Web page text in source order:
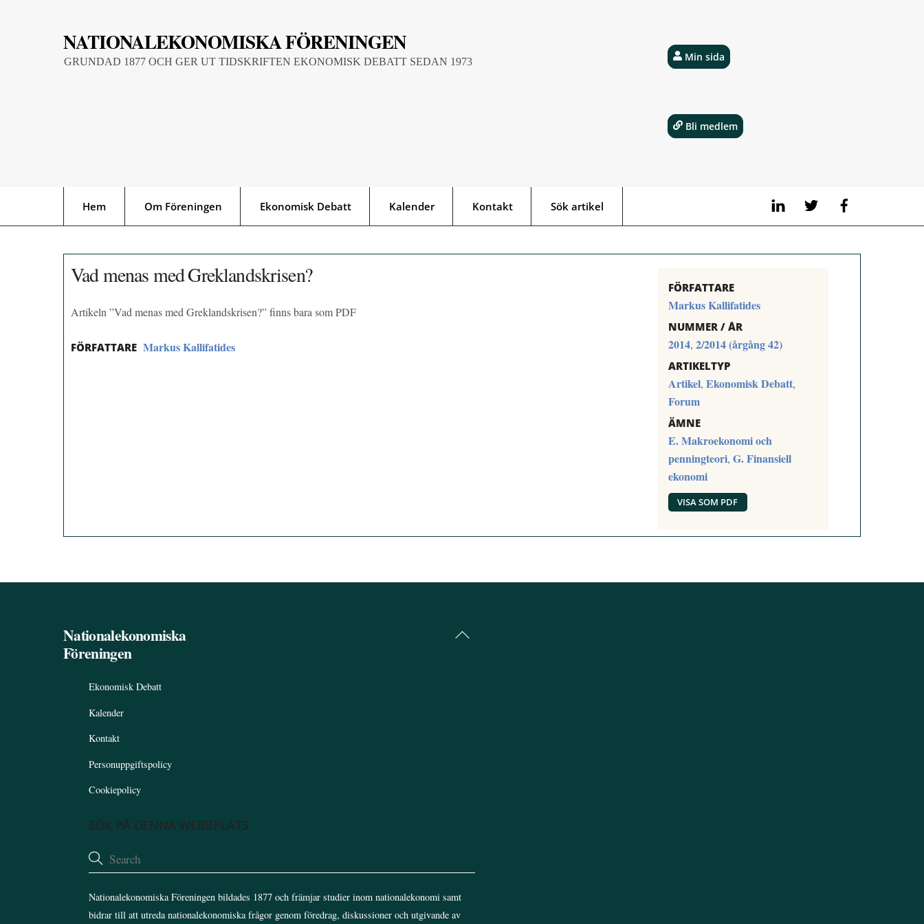
NATIONALEKONOMISKA FÖRENINGEN
GRUNDAD 1877 OCH GER UT TIDSKRIFTEN EKONOMISK DEBATT SEDAN 1973
LinkedIn Twitter
Hem Om Föreningen Ekonomisk Debatt Kalender Kontakt Sök artikel
Min sida
Bli medlem
Vad menas med Greklandskrisen?
Artikeln ”Vad menas med Greklandskrisen?” finns bara som PDF
FÖRFATTARE Markus Kallifatides
FÖRFATTARE
Markus Kallifatides
NUMMER / ÅR
2014, 2/2014 (årgång 42)
ARTIKELTYP
Artikel, Ekonomisk Debatt,
Forum
ÄMNE
E. Makroekonomi och
penningteori, G. Finansiell
ekonomi
VISA SOM PDF
Back
Nationalekonomiska
Föreningen
Ekonomisk Debatt
Kalender
Kontakt
Personuppgiftspolicy
Cookiepolicy
SÖK PÅ DENNA WEBBPLATS
Nationalekonomiska Föreningen bildades 1877 och främjar studier inom nationalekonomi samt
bidrar till att utreda nationalekonomiska frågor genom föredrag, diskussioner och utgivande av